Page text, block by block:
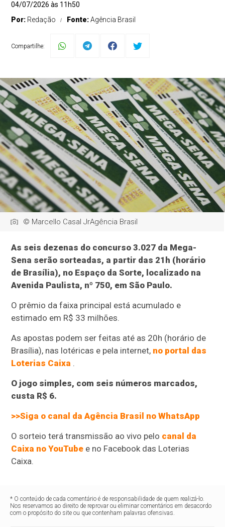
04/07/2026 às 11h50
Por: Redação Fonte:Agência Brasil
Compartilhe:
© Marcello Casal JrAgência Brasil
As seis dezenas do concurso 3.027 da Mega-
Sena serão sorteadas, a partir das 21h (horário
de Brasília), no Espaço da Sorte, localizado na
Avenida Paulista, nº 750, em São Paulo.
O prêmio da faixa principal está acumulado e
estimado em R$ 33 milhões.
As apostas podem ser feitas até as 20h (horário de
Brasília), nas lotéricas e pela internet, no portal das
Loterias Caixa .
O jogo simples, com seis números marcados,
custa R$ 6.
>>Siga o canal da Agência Brasil no WhatsApp
O sorteio terá transmissão ao vivo pelo canal da
Caixa no YouTube e no Facebook das Loterias
Caixa.
* O conteúdo de cada comentário é de responsabilidade de quem realizá-lo.
Nos reservamos ao direito de reprovar ou eliminar comentários em desacordo
com o propósito do site ou que contenham palavras ofensivas.